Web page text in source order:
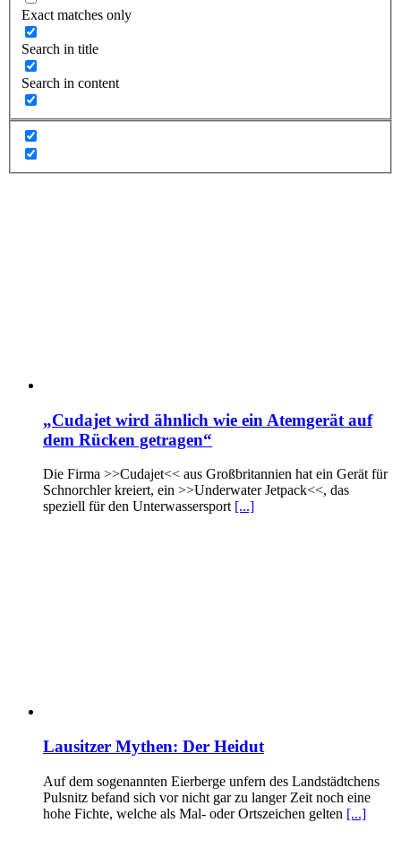
Exact matches only
Search in title
Search in content
„Cudajet wird ähnlich wie ein Atemgerät auf
dem Rücken getragen“
Die Firma >>Cudajet<< aus Großbritannien hat ein Gerät für
Schnorchler kreiert, ein >>Underwater Jetpack<<, das
speziell für den Unterwassersport [...]
Lausitzer Mythen: Der Heidut
Auf dem sogenannten Eierberge unfern des Landstädtchens
Pulsnitz befand sich vor nicht gar zu langer Zeit noch eine
hohe Fichte, welche als Mal- oder Ortszeichen gelten [...]